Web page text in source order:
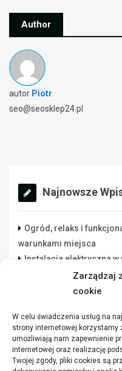
Zarządzaj
cookie
W celu świadczenia usług na
strony internetowej korzystamy
umożliwiają nam zapewnienie
internetowej oraz realizację
Twojej zgody, pliki cookies są
Author
autor Piotr
seo@seosklep24.pl
Najnowsze
Ogród, relaks i
warunkami miejsca
Instalacja elektryczna
wykonawcę rozsądnie
Lista danych do
Funkcjonalna
wykonywanych zadań
Jakie parametry mają